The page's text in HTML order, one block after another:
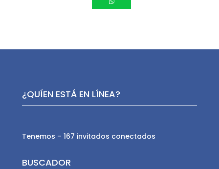
¿QUÍEN ESTÁ EN LÍNEA?
Tenemos – 167 invitados conectados
BUSCADOR